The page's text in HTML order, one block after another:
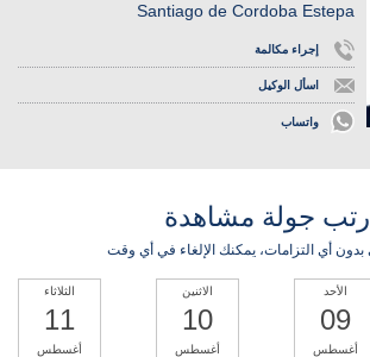
Santiago de Cordoba Estepa
إجراء مكالمة
اسأل الوكيل
واتساب
رتب جولة مشاهدة
الأحد
09
أغسطس
الاثنين
10
أغسطس
الثلاثاء
11
أغسطس